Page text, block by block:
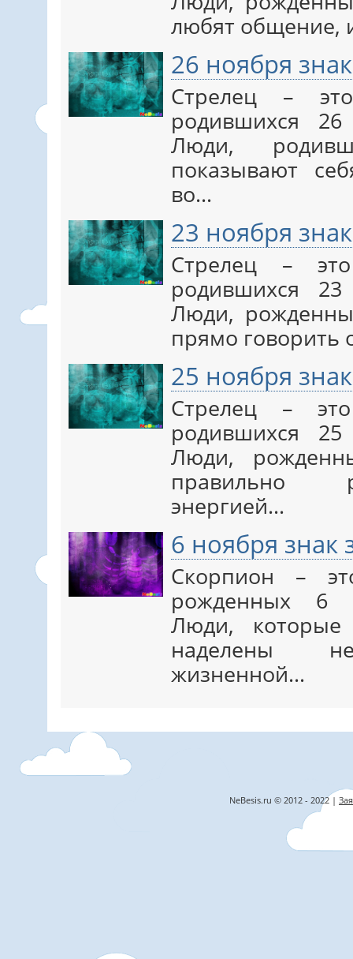
любят общение,
26 ноября
Стрелец –
родившихся 26
Люди,
показывают
во…
23 ноября
Стрелец –
родившихся 23
Люди,
прямо говорить
25 ноября
Стрелец –
родившихся 25
Люди,
правильно
энергией…
6 ноября знак
Скорпион –
рожденных 6
Люди,
наделены
жизненной…
NeBesis.ru © 2012 - 2022 |